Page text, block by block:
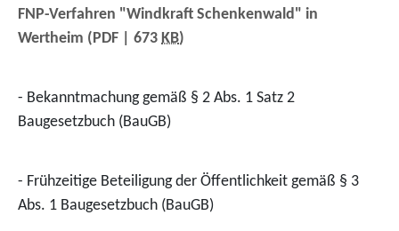
FNP-Verfahren "Windkraft Schenkenwald" in
Wertheim (PDF | 673 KB)
- Bekanntmachung gemäß § 2 Abs. 1 Satz 2
Baugesetzbuch (BauGB)
- Frühzeitige Beteiligung der Öffentlichkeit gemäß § 3
Abs. 1 Baugesetzbuch (BauGB)